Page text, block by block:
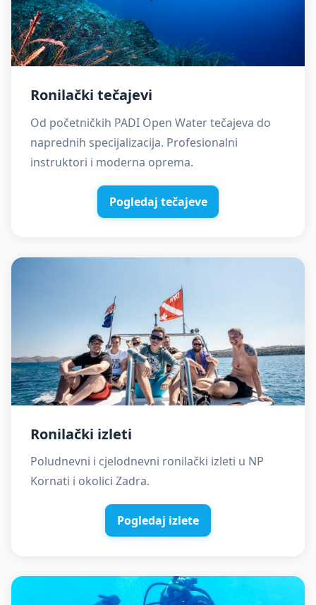
Ronilački tečajevi
Od početničkih PADI Open Water tečajeva do
naprednih specijalizacija. Profesionalni
instruktori i moderna oprema.
Pogledaj tečajeve
Ronilački izleti
Poludnevni i cjelodnevni ronilački izleti u NP
Kornati i okolici Zadra.
Pogledaj izlete